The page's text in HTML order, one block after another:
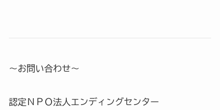
～お問い合わせ～
認定ＮＰＯ法人エンディングセンター